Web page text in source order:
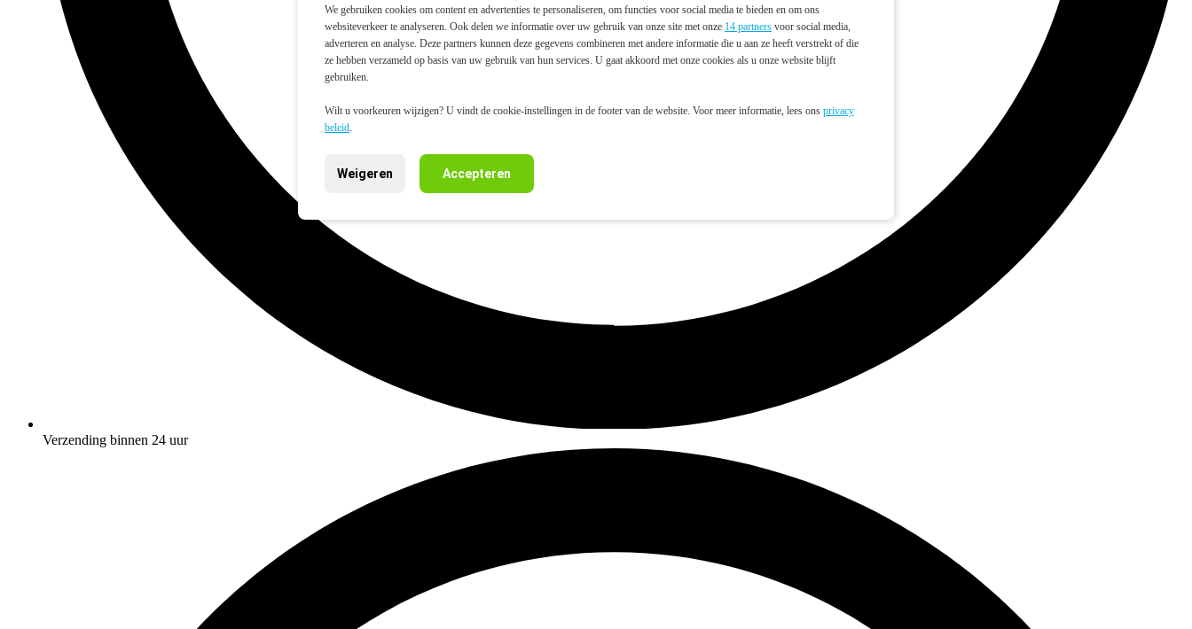
We gebruiken cookies om content en advertenties te personaliseren, om functies voor social media te bieden en om ons
websiteverkeer te analyseren. Ook delen we informatie over uw gebruik van onze site met onze 14 partners voor social media,
adverteren en analyse. Deze partners kunnen deze gegevens combineren met andere informatie die u aan ze heeft verstrekt of die
ze hebben verzameld op basis van uw gebruik van hun services. U gaat akkoord met onze cookies als u onze website blijft
gebruiken.
Wilt u voorkeuren wijzigen? U vindt de cookie-instellingen in de footer van de website. Voor meer informatie, lees ons privacy
beleid.
Weigeren Accepteren
Verzending binnen 24 uur